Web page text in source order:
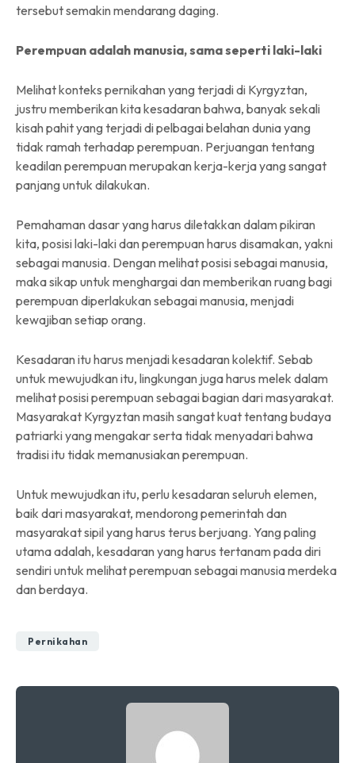
tersebut semakin mendarang daging.
Perempuan adalah manusia, sama seperti laki-laki
Melihat konteks pernikahan yang terjadi di Kyrgyztan,
justru memberikan kita kesadaran bahwa, banyak sekali
kisah pahit yang terjadi di pelbagai belahan dunia yang
tidak ramah terhadap perempuan. Perjuangan tentang
keadilan perempuan merupakan kerja-kerja yang sangat
panjang untuk dilakukan.
Pemahaman dasar yang harus diletakkan dalam pikiran
kita, posisi laki-laki dan perempuan harus disamakan, yakni
sebagai manusia. Dengan melihat posisi sebagai manusia,
maka sikap untuk menghargai dan memberikan ruang bagi
perempuan diperlakukan sebagai manusia, menjadi
kewajiban setiap orang.
Kesadaran itu harus menjadi kesadaran kolektif. Sebab
untuk mewujudkan itu, lingkungan juga harus melek dalam
melihat posisi perempuan sebagai bagian dari masyarakat.
Masyarakat Kyrgyztan masih sangat kuat tentang budaya
patriarki yang mengakar serta tidak menyadari bahwa
tradisi itu tidak memanusiakan perempuan.
Untuk mewujudkan itu, perlu kesadaran seluruh elemen,
baik dari masyarakat, mendorong pemerintah dan
masyarakat sipil yang harus terus berjuang. Yang paling
utama adalah, kesadaran yang harus tertanam pada diri
sendiri untuk melihat perempuan sebagai manusia merdeka
dan berdaya.
Pernikahan